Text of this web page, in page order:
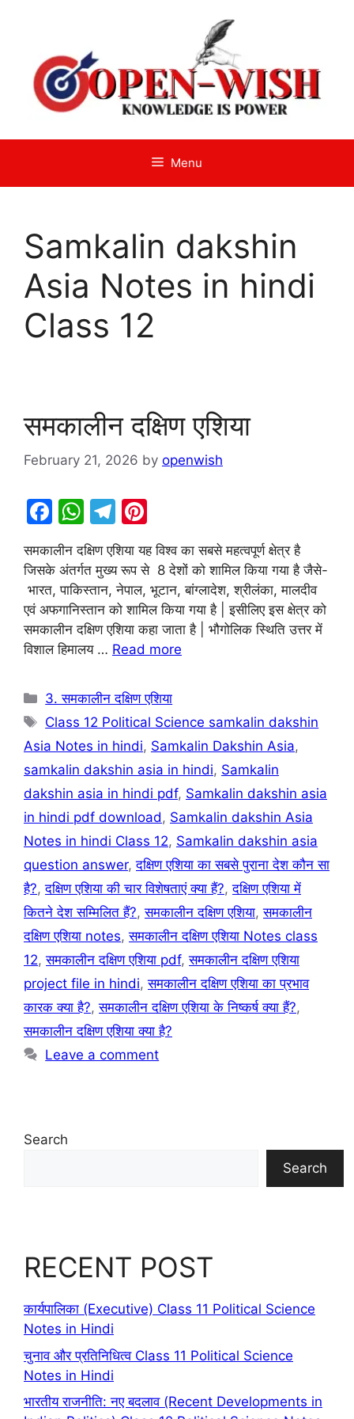
Menu
Samkalin dakshin
Asia Notes in hindi
Class 12
समकालीन दक्षिण एशिया
February 21, 2026 by openwish
F
a
c
e
b
o
o
k
W
h
at
s
A
p
p
T
el
e
gr
a
m
nt
er
e
st
समकालीन दक्षिण एशिया यह विश्व का सबसे महत्वपूर्ण क्षेत्र है
जिसके अंतर्गत मुख्य रूप से 8 देशों को शामिल किया गया है जैसे-
भारत, पाकिस्तान, नेपाल, भूटान, बांग्लादेश, श्रीलंका, मालदीव
एवं अफगानिस्तान को शामिल किया गया है | इसीलिए इस क्षेत्र को
समकालीन दक्षिण एशिया कहा जाता है | भौगोलिक स्थिति उत्तर में
विशाल हिमालय … Read more
Categories
3. समकालीन दक्षिण एशिया
Tags
Class 12 Political Science samkalin dakshin
Asia Notes in hindi, Samkalin Dakshin Asia,
samkalin dakshin asia in hindi, Samkalin
dakshin asia in hindi pdf, Samkalin dakshin asia
in hindi pdf download, Samkalin dakshin Asia
Notes in hindi Class 12, Samkalin dakshin asia
question answer,दक्षिण एशिया का सबसे पुराना देश कौन सा
है?,दक्षिण एशिया की चार विशेषताएं क्या हैं?,दक्षिण एशिया में
कितने देश सम्मिलित हैं?,समकालीन दक्षिण एशिया,समकालीन
दक्षिण एशिया notes,समकालीन दक्षिण एशिया Notes class
12,समकालीन दक्षिण एशिया pdf,समकालीन दक्षिण एशिया
project file in hindi,समकालीन दक्षिण एशिया का प्रभाव
कारक क्या है?,समकालीन दक्षिण एशिया के निष्कर्ष क्या हैं?,
समकालीन दक्षिण एशिया क्या है?
Leave a comment
Search
Search
RECENT POST
कार्यपालिका (Executive) Class 11 Political Science
Notes in Hindi
चुनाव और प्रतिनिधित्व Class 11 Political Science
Notes in Hindi
भारतीय राजनीति: नए बदलाव (Recent Developments in